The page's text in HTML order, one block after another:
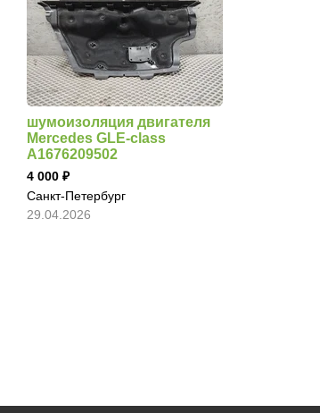
шумоизоляция двигателя
Mercedes GLE-class
A1676209502
4 000
Санкт-Петербург
29.04.2026